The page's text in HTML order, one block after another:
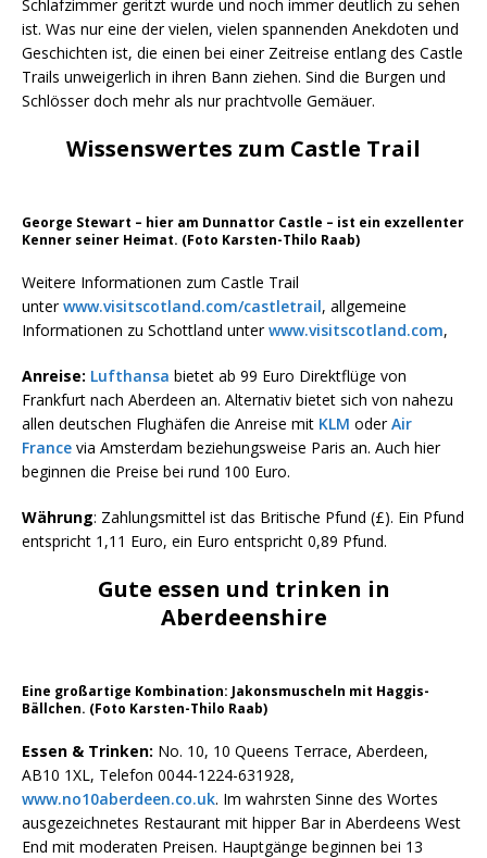
Schlafzimmer geritzt wurde und noch immer deutlich zu sehen
ist. Was nur eine der vielen, vielen spannenden Anekdoten und
Geschichten ist, die einen bei einer Zeitreise entlang des Castle
Trails unweigerlich in ihren Bann ziehen. Sind die Burgen und
Schlösser doch mehr als nur prachtvolle Gemäuer.
Wissenswertes zum Castle Trail
George Stewart – hier am Dunnattor Castle – ist ein exzellenter
Kenner seiner Heimat. (Foto Karsten-Thilo Raab)
Weitere Informationen zum Castle Trail
unterwww.visitscotland.com/castletrail, allgemeine
Informationen zu Schottland unterwww.visitscotland.com,
Anreise: Lufthansa bietet ab 99 Euro Direktflüge von
Frankfurt nach Aberdeen an. Alternativ bietet sich von nahezu
allen deutschen Flughäfen die Anreise mit KLM oderAir
France via Amsterdam beziehungsweise Paris an. Auch hier
beginnen die Preise bei rund 100 Euro.
Währung: Zahlungsmittel ist das Britische Pfund (£). Ein Pfund
entspricht 1,11 Euro, ein Euro entspricht 0,89 Pfund.
Gute essen und trinken in
Aberdeenshire
Eine großartige Kombination: Jakonsmuscheln mit Haggis-
Bällchen. (Foto Karsten-Thilo Raab)
Essen & Trinken: No. 10, 10 Queens Terrace, Aberdeen,
AB10 1XL, Telefon 0044-1224-631928,
www.no10aberdeen.co.uk. Im wahrsten Sinne des Wortes
ausgezeichnetes Restaurant mit hipper Bar in Aberdeens West
End mit moderaten Preisen. Hauptgänge beginnen bei 13